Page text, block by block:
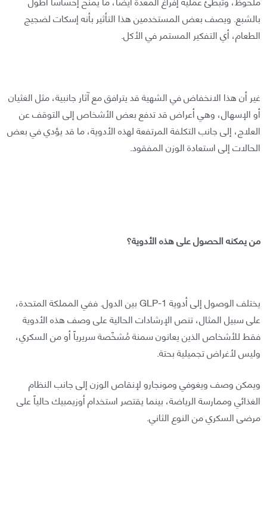
بالشبع. ويصف بعض المستخدمين هذا التأثير بأنه إسكات لضجيج
الطعام، أي التفكير المستمر في الأكل.
غير أن هذا الانخفاض في الشهية قد يترافق مع آثار جانبية، مثل الغثيان
أو الإسهال، وهي أعراض قد تدفع بعض الأشخاص إلى التوقف عن
العلاج، إلى جانب التكلفة المرتفعة لهذه الأدوية، ما قد يؤدي في بعض
الحالات إلى استعادة الوزن المفقود.
من يمكنه الحصول على هذه الأدوية؟
يختلف الوصول إلى أدوية GLP-1 بين الدول. ففي المملكة المتحدة،
على سبيل المثال، تنص الإرشادات الحالية على وصف هذه الأدوية
فقط للأشخاص الذين يعانون سمنة مُشخّصة سريرياً أو من السكري،
وليس لأغراض تجميلية بحتة.
ويمكن وصف ويغوفي ومونجارو لإنقاص الوزن إلى جانب النظام
الغذائي وممارسة الرياضة، بينما يقتصر استخدام أوزيمبيك حالياً على
مرضى السكري من النوع الثاني.